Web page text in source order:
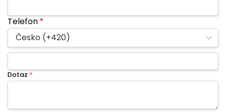
Telefon*
Česko (+420)
Dotaz *